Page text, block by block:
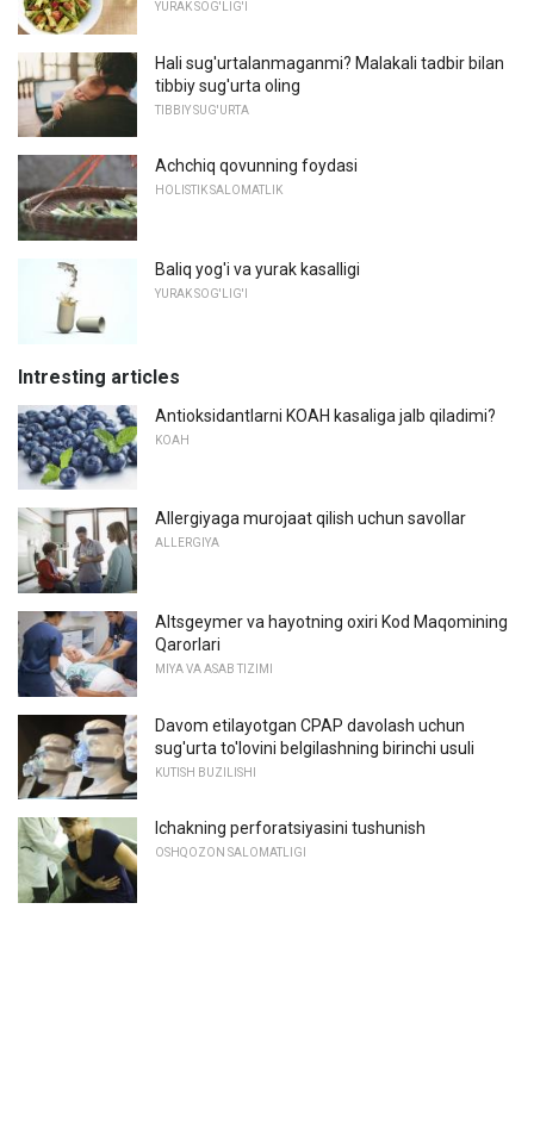
YURAK SOG'LIG'I
Hali sug'urtalanmaganmi? Malakali tadbir bilan
tibbiy sug'urta oling
TIBBIY SUG'URTA
Achchiq qovunning foydasi
HOLISTIK SALOMATLIK
Baliq yog'i va yurak kasalligi
YURAK SOG'LIG'I
Intresting articles
Antioksidantlarni KOAH kasaliga jalb qiladimi?
KOAH
Allergiyaga murojaat qilish uchun savollar
ALLERGIYA
Altsgeymer va hayotning oxiri Kod Maqomining
Qarorlari
MIYA VA ASAB TIZIMI
Davom etilayotgan CPAP davolash uchun
sug'urta to'lovini belgilashning birinchi usuli
KUTISH BUZILISHI
Ichakning perforatsiyasini tushunish
OSHQOZON SALOMATLIGI